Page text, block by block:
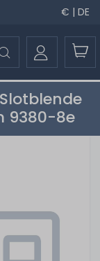
€ | DE
9380-8e